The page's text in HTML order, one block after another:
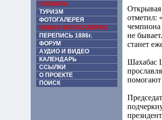
СЛОВАРЬ
ТУРИЗМ
ФОТОГАЛЕРЕЯ
НОВАЯ ФОТОГАЛЕРЕЯ
ПЕРЕПИСЬ 1886г.
ФОРУМ
АУДИО И ВИДЕО
КАЛЕНДАРЬ
ССЫЛКИ
О ПРОЕКТЕ
ПОИСК
отметил:
чемпиона
не
станет
Шахабас